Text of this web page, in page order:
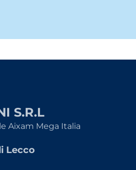
S.R.L
Aixam Mega Italia
Lecco